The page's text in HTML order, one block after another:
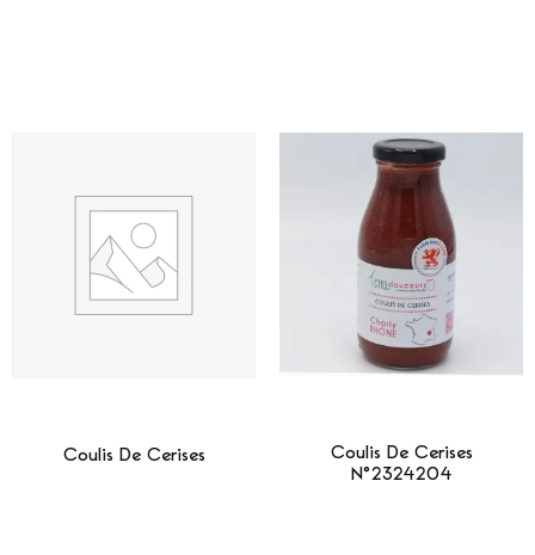
Coulis De Cerises
Coulis De Cerises
N°2324204